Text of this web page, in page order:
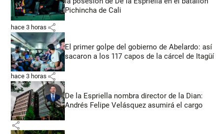
Pichincha de Cali
hace 3 horas share
El primer golpe del gobierno de Abelardo: así
sacaron a los 117 capos de la cárcel de Itagüí
hace 3 horas share
De la Espriella nombra director de la Dian:
Andrés Felipe Velásquez asumirá el cargo
share